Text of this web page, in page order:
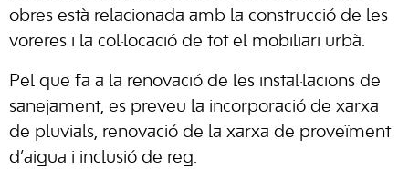
obres està relacionada amb la construcció de les
voreres i la col·locació de tot el mobiliari urbà.
Pel que fa a la renovació de les instal·lacions de
sanejament, es preveu la incorporació de xarxa
de pluvials, renovació de la xarxa de proveïment
d’aigua i inclusió de reg.